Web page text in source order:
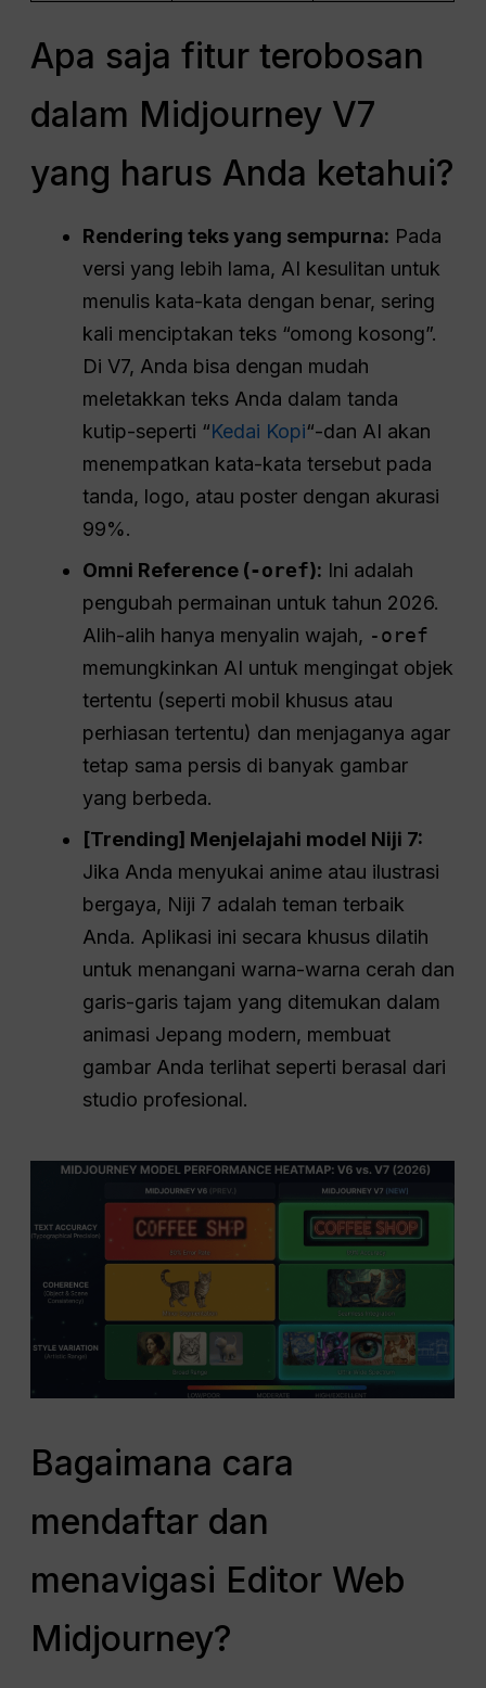
Apa saja fitur terobosan
dalam Midjourney V7
yang harus Anda ketahui?
Rendering teks yang sempurna: Pada
versi yang lebih lama, AI kesulitan untuk
menulis kata-kata dengan benar, sering
kali menciptakan teks “omong kosong”.
Di V7, Anda bisa dengan mudah
meletakkan teks Anda dalam tanda
kutip-seperti “Kedai Kopi“-dan AI akan
menempatkan kata-kata tersebut pada
tanda, logo, atau poster dengan akurasi
99%.
Omni Reference (-oref): Ini adalah
pengubah permainan untuk tahun 2026.
Alih-alih hanya menyalin wajah, -oref
memungkinkan AI untuk mengingat objek
tertentu (seperti mobil khusus atau
perhiasan tertentu) dan menjaganya agar
tetap sama persis di banyak gambar
yang berbeda.
[Trending] Menjelajahi model Niji 7:
Jika Anda menyukai anime atau ilustrasi
bergaya, Niji 7 adalah teman terbaik
Anda. Aplikasi ini secara khusus dilatih
untuk menangani warna-warna cerah dan
garis-garis tajam yang ditemukan dalam
animasi Jepang modern, membuat
gambar Anda terlihat seperti berasal dari
studio profesional.
Bagaimana cara
mendaftar dan
menavigasi Editor Web
Midjourney?